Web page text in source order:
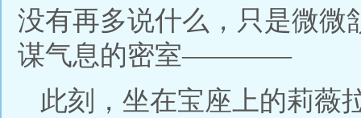
没有再多说什么，只是微微
谋气息的密室————
此刻，坐在宝座上的莉薇